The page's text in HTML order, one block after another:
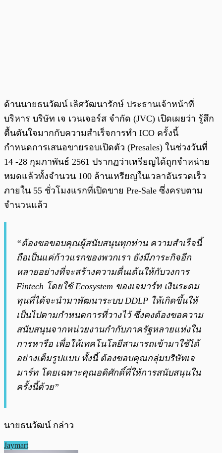
ด้านนายธนวัฒน์ เลิศวัฒนารักษ์ ประธานเจ้าหน้าที่
บริหาร บริษัท เจ เวนเจอร์ส จำกัด (JVC) เปิดเผยว่า รู้สึก
ตื้นตันใจมากกับความสำเร็จการทำ ICO ครั้งนี้
กำหนดการเสนอขายรอบเปิดตัว (Presales) ในช่วงวันที่
14 -28 กุมภาพันธ์ 2561 ปรากฏว่าเหรียญได้ถูกจำหน่าย
หมดแล้วทั้งจำนวน 100 ล้านเหรียญในเวลาอันรวดเร็ว
ภายใน 55 ชั่วโมงแรกที่เปิดขาย Pre-Sale ซึ่งครบตาม
จำนวนแล้ว
“ต้องขอขอบคุณผู้สนับสนุนทุกท่าน ความสำเร็จนี้
ถือเป็นแค่ก้าวแรกของพวกเรา ยังมีภาระกิจอีก
หลายอย่างที่จะสร้างความตื่นเต้นให้กับวงการ
Fintech โดยใช้ Ecosystem ของเจมาร์ท เงินระดม
ทุนที่ได้จะนำมาพัฒนาระบบ DDLP ให้เกิดขึ้นให้
เป็นไปตามกำหนดการที่วางไว้ ซึ่งคงต้องขอความ
สนับสนุนจากหน่วยงานกำกับภาครัฐหลายแห่งใน
การหารือ เพื่อให้เทคโนโลยีสามารถเข้ามาใช้ได้
อย่างเต็มรูปแบบ ทั้งนี้ ต้องขอบคุณกลุ่มบริษัทเจ
มาร์ท โดยเฉพาะคุณอดิศักดิ์ที่ให้การสนับสนุนใน
ครั้งนี้ด้วย”
นายธนวัฒน์ กล่าว
Jaymart